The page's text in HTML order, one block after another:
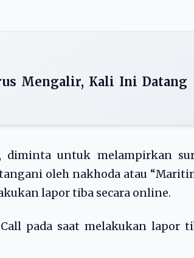
Mengalir, Kali Ini Datang
diminta untuk melampirkan
oleh nakhoda atau
lapor tiba secara online.
pada saat melakukan lapor